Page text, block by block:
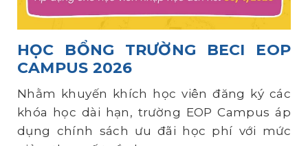
HỌC BỔNG TRƯỜNG BECI EOP
CAMPUS 2026
Nhằm khuyến khích học viên đăng ký các
khóa học dài hạn, trường EOP Campus áp
dụng chính sách ưu đãi học phí với mức